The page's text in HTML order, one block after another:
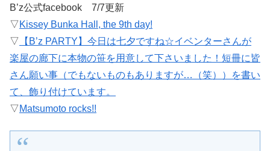
B’z公式facebook 7/7更新
▽Kissey Bunka Hall, the 9th day!
▽ 【B’z PARTY】今日は七夕ですね☆イベンターさんが
楽屋の廊下に本物の笹を用意して下さいました！短冊に皆
さん願い事（でもないものもありますが…（笑））を書い
て、飾り付けています。
▽Matsumoto rocks!!